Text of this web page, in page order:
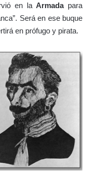
en laArmada para
Será en ese buque
en prófugo y pirata.